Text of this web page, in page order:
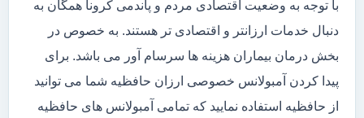
با توجه به وضعیت اقتصادی مردم و پاندمی کرونا همگان به
دنبال خدمات ارزانتر و اقتصادی تر هستند. به خصوص در
بخش درمان بیماران هزینه ها سرسام آور می باشد. برای
پیدا کردن آمبولانس خصوصی ارزان حافظیه شما می توانید
از حافظیه استفاده نمایید که تمامی آمبولانس های حافظیه